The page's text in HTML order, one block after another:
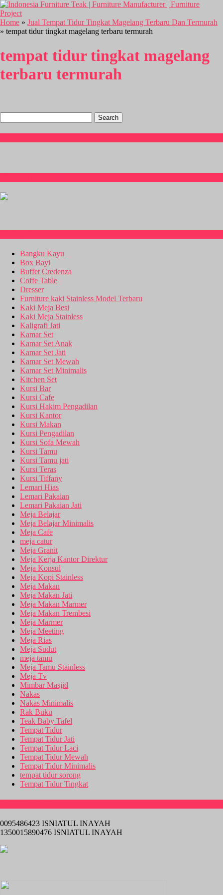
Home » Jual Tempat Tidur Tingkat Magelang Terbaru Dan Termurah
» tempat tidur tingkat magelang terbaru termurah
tempat tidur tingkat magelang
terbaru termurah
for:
Bangku Kayu
Box Bayi
Buffet Credenza
Coffe Table
Dresser
Furniture kaki Stainless Model Terbaru
Kaki Meja Besi
Kaki Meja Stainless
Kaligrafi Jati
Kamar Set
Kamar Set Anak
Kamar Set Jati
Kamar Set Mewah
Kamar Set Minimalis
Kitchen Set
Kursi Bar
Kursi Cafe
Kursi Hakim Pengadilan
Kursi Kantor
Kursi Makan
Kursi Pengadilan
Kursi Sofa Mewah
Kursi Tamu
Kursi Tamu jati
Kursi Teras
Kursi Tiffany
Lemari Hias
Lemari Pakaian
Lemari Pakaian Jati
Meja Belajar
Meja Belajar Minimalis
Meja Cafe
meja catur
Meja Granit
Meja Kerja Kantor Direktur
Meja Konsul
Meja Kopi Stainless
Meja Makan
Meja Makan Jati
Meja Makan Marmer
Meja Makan Trembesi
Meja Marmer
Meja Meeting
Meja Rias
Meja Sudut
meja tamu
Meja Tamu Stainless
Meja Tv
Mimbar Masjid
Nakas
Nakas Minimalis
Rak Buku
Teak Baby Tafel
Tempat Tidur
Tempat Tidur Jati
Tempat Tidur Laci
Tempat Tidur Mewah
Tempat Tidur Minimalis
tempat tidur sorong
Tempat Tidur Tingkat
0095486423 ISNIATUL INAYAH
1350015890476 ISNIATUL INAYAH